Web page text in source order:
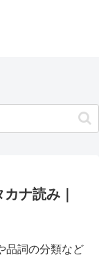
ナ読み｜
品詞の分類など